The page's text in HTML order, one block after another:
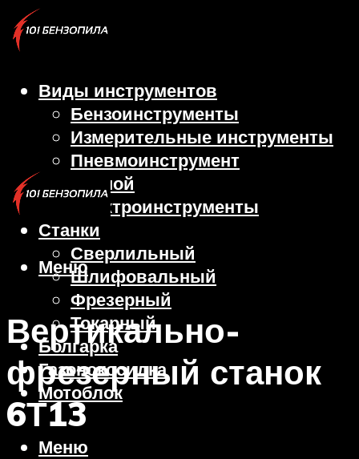
Виды инструментов
Бензоинструменты
Измерительные инструменты
Пневмоинструмент
Ручной
Электроинструменты
Станки
Сверлильный
Шлифовальный
Фрезерный
Токарный
Болгарка
Газонокосилка
Мотоблок
Меню
Меню
Вертикально-
фрезерный станок
6Т13